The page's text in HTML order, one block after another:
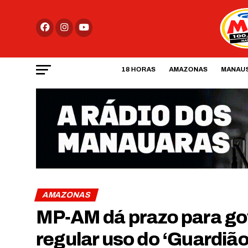
18 HORAS AMAZONAS
AMAZONAS
MP-AM dá prazo para
regular uso do